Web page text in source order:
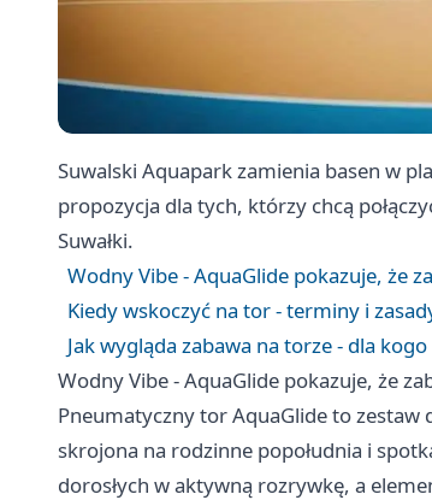
Suwalski Aquapark zamienia basen w
propozycja dla tych, którzy chcą
Suwałki.
Wodny Vibe - AquaGlide pokazuje, że
Kiedy wskoczyć na tor - terminy i
Jak wygląda zabawa na torze - dla
Wodny Vibe - AquaGlide pokazuje, że
Pneumatyczny tor AquaGlide to zestaw
skrojona na rodzinne popołudnia i
dorosłych w aktywną rozrywkę, a